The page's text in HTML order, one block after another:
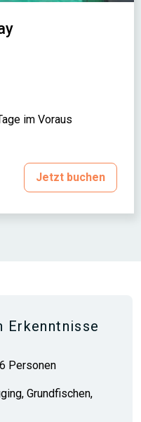
im Voraus
Jetzt buchen
Erkenntnisse
Personen
Grundfischen,